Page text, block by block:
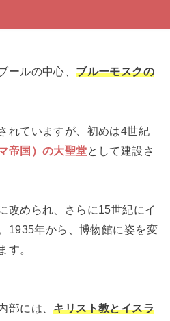
ールの中心、ブルーモスクの
れていますが、初めは4世紀
帝国）の大聖堂として建設さ
改められ、さらに15世紀にイ
1935年から、博物館に姿を変
す。
部には、キリスト教とイスラ